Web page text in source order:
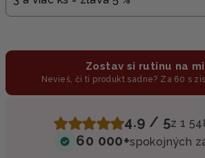
Zostav si rutinu na
Nevieš, či ti produkt sadne? Za 60 s
4.9 / 5z 1
60 000+spokojných